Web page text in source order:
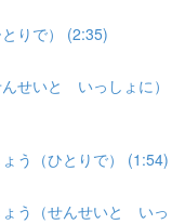
りで） (2:35)
せいと いっしょに）
う（ひとりで） (1:54)
う（せんせいと いっ